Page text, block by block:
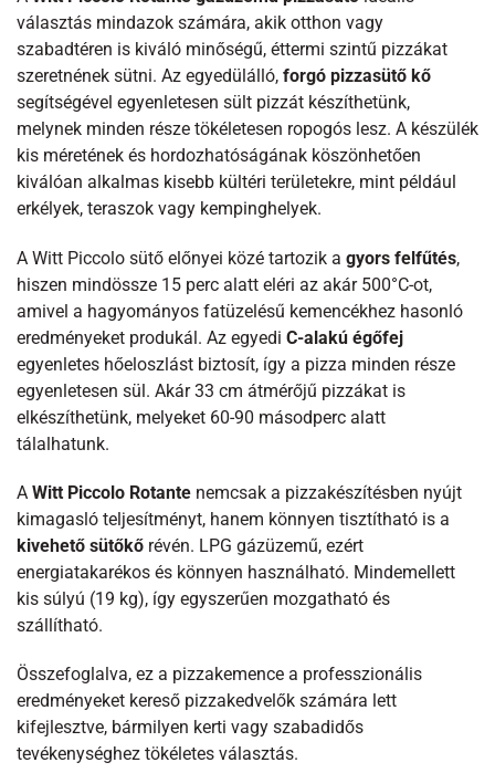
választás mindazok számára, akik otthon vagy
szabadtéren is kiváló minőségű, éttermi szintű pizzákat
szeretnének sütni. Az egyedülálló, forgó pizzasütő kő
segítségével egyenletesen sült pizzát készíthetünk,
melynek minden része tökéletesen ropogós lesz. A készülék
kis méretének és hordozhatóságának köszönhetően
kiválóan alkalmas kisebb kültéri területekre, mint például
erkélyek, teraszok vagy kempinghelyek.
A Witt Piccolo sütő előnyei közé tartozik a gyors felfűtés,
hiszen mindössze 15 perc alatt eléri az akár 500°C-ot,
amivel a hagyományos fatüzelésű kemencékhez hasonló
eredményeket produkál. Az egyedi C-alakú égőfej
egyenletes hőeloszlást biztosít, így a pizza minden része
egyenletesen sül. Akár 33 cm átmérőjű pizzákat is
elkészíthetünk, melyeket 60-90 másodperc alatt
tálalhatunk.
A Witt Piccolo Rotante nemcsak a pizzakészítésben nyújt
kimagasló teljesítményt, hanem könnyen tisztítható is a
kivehető sütőkő révén. LPG gázüzemű, ezért
energiatakarékos és könnyen használható. Mindemellett
kis súlyú (19 kg), így egyszerűen mozgatható és
szállítható.
Összefoglalva, ez a pizzakemence a professzionális
eredményeket kereső pizzakedvelők számára lett
kifejlesztve, bármilyen kerti vagy szabadidős
tevékenységhez tökéletes választás.